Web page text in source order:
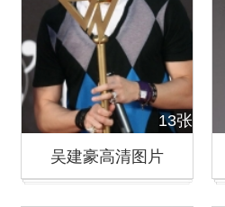
13张
吴建豪高清图片